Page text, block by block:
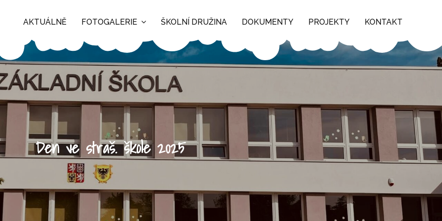
AKTUÁLNĚ FOTOGALERIE ŠKOLNÍ DRUŽINA DOKUMENTY PROJEKTY KONTAKT
Den ve straš. škole 2025